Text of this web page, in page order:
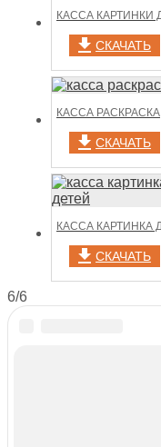
СКАЧАТЬ
КАССА РАСКРАСКА
СКАЧАТЬ
СКАЧАТЬ
6/6